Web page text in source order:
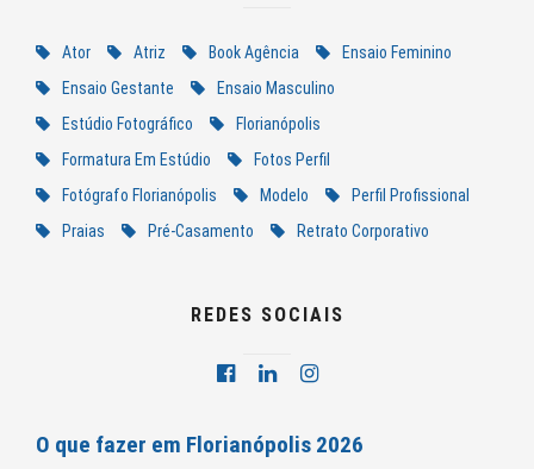
Ator Atriz Book Agência
Ensaio Feminino
Ensaio Gestante
Ensaio Masculino
Estúdio Fotográfico
Florianópolis
Formatura Em Estúdio
Fotos Perfil
Fotógrafo Florianópolis
Modelo
Perfil Profissional
Praias
Pré-Casamento Retrato Corporativo
REDES SOCIAIS
O que fazer em Florianópolis 2026